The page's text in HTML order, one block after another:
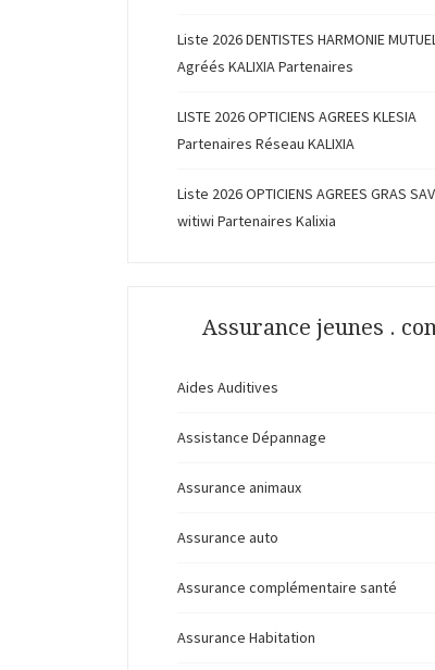
Liste 2026 DENTISTES HARMONIE
Agréés KALIXIA Partenaires
LISTE 2026 OPTICIENS AGREES KLESIA
Partenaires Réseau KALIXIA
Liste 2026 OPTICIENS AGREES GRAS
witiwi Partenaires Kalixia
Assurance jeunes .
Aides Auditives
Assistance Dépannage
Assurance animaux
Assurance auto
Assurance complémentaire santé
Assurance Habitation